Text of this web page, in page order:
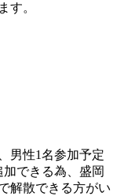
す。
男性1名参加予定
できる為、盛岡
解散できる方がい